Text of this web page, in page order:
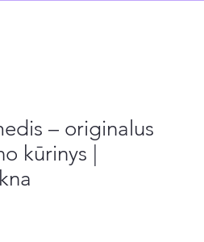
– originalus
kūrinys |